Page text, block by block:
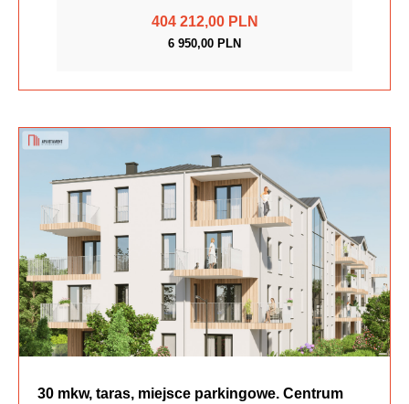
404 212,00 PLN
6 950,00 PLN
30 mkw, taras, miejsce parkingowe. Centrum